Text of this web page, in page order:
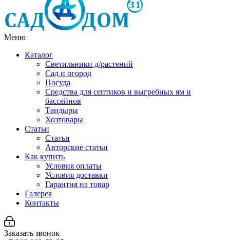
Меню
Каталог
Светильники д/растений
Сад и огород
Посуда
Средства для септиков и выгребных ям и
бассейнов
Тандыры
Хозтовары
Статьи
Статьи
Авторские статьи
Как купить
Условия оплаты
Условия доставки
Гарантия на товар
Галерея
Контакты
Заказать звонок